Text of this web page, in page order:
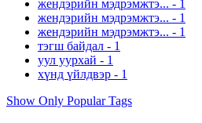
жендэрийн мэдрэмжтэ... - 1
жендэрийн мэдрэмжтэ... - 1
жендэрийн мэдрэмжтэ... - 1
тэгш байдал - 1
уул уурхай - 1
хүнд үйлдвэр - 1
Show Only Popular Tags